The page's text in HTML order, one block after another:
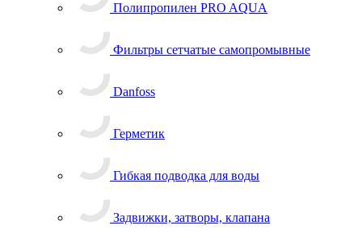
Полипропилен PRO AQUA
Фильтры сетчатые самопромывные
Danfoss
Герметик
Гибкая подводка для воды
Задвижки, затворы, клапана